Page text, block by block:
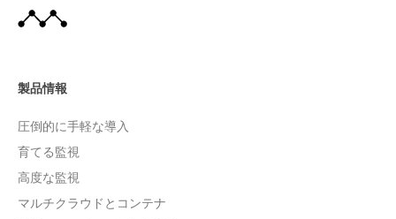
製品情報
圧倒的に手軽な導入
育てる監視
高度な監視
マルチクラウドとコンテナ